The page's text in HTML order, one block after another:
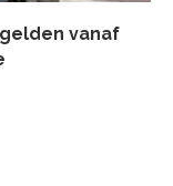
vanaf